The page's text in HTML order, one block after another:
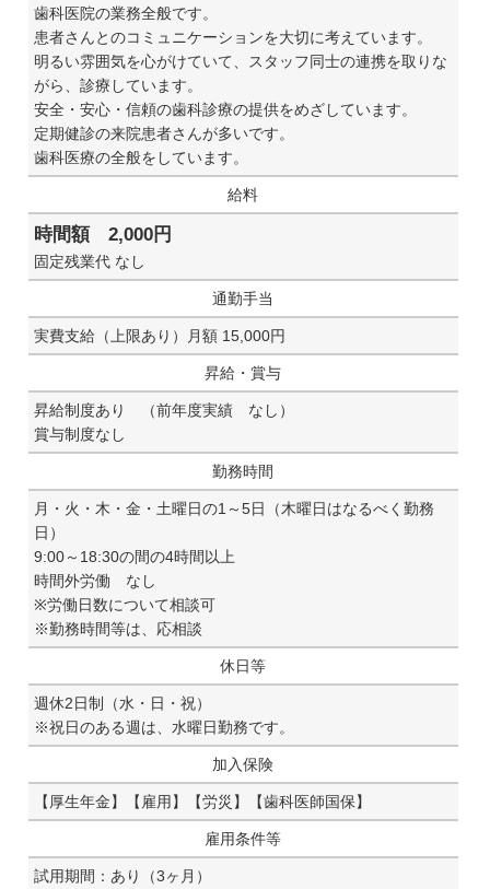
歯科医院の業務全般です。
患者さんとのコミュニケーションを大切に考えています。
明るい雰囲気を心がけていて、スタッフ同士の連携を取りな
がら、診療しています。
安全・安心・信頼の歯科診療の提供をめざしています。
定期健診の来院患者さんが多いです。
歯科医療の全般をしています。
給料
時間額 2,000円
固定残業代 なし
通勤手当
実費支給（上限あり）月額 15,000円
昇給・賞与
昇給制度あり （前年度実績 なし）
賞与制度なし
勤務時間
月・火・木・金・土曜日の1～5日（木曜日はなるべく勤務
日）
9:00～18:30の間の4時間以上
時間外労働 なし
※労働日数について相談可
※勤務時間等は、応相談
休日等
週休2日制（水・日・祝）
※祝日のある週は、水曜日勤務です。
加入保険
【厚生年金】【雇用】【労災】【歯科医師国保】
雇用条件等
試用期間：あり（3ヶ月）